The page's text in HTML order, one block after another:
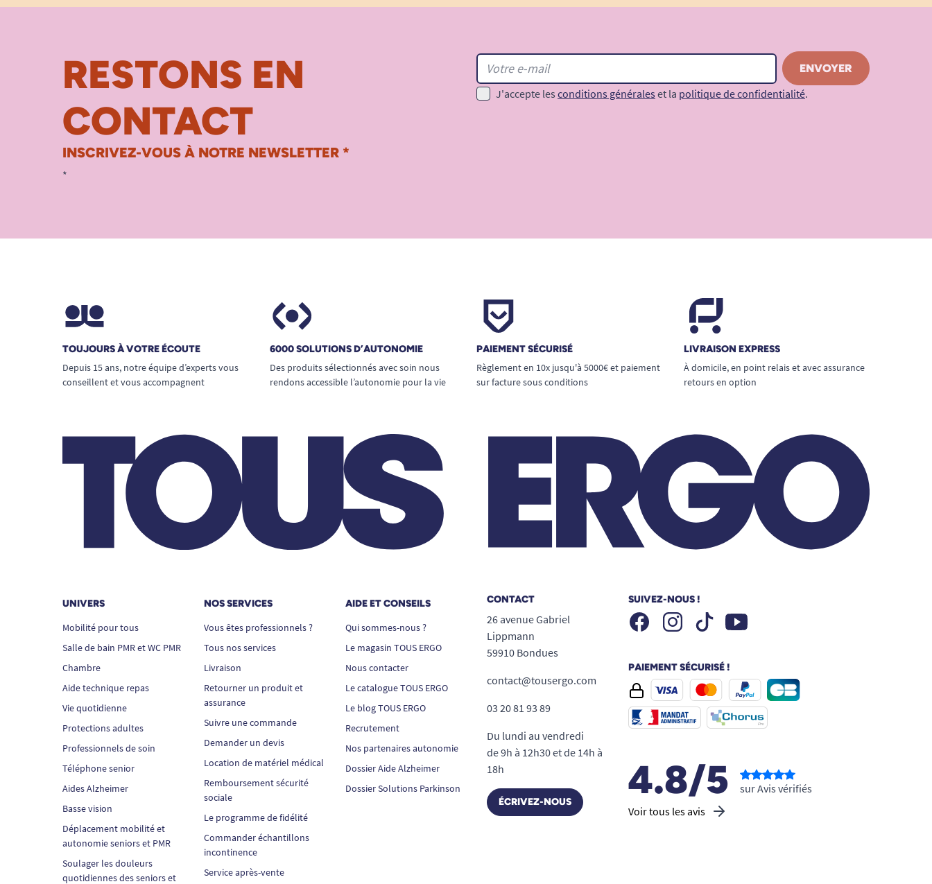
RESTONS EN
CONTACT
INSCRIVEZ-VOUS À NOTRE NEWSLETTER *
*
J'accepte les conditions générales et la politique de confidentialité.
TOUJOURS À VOTRE ÉCOUTE
Depuis 15 ans, notre équipe d’experts vous
conseillent et vous accompagnent
6000 SOLUTIONS D’AUTONOMIE
Des produits sélectionnés avec soin nous
rendons accessible l’autonomie pour la vie
PAIEMENT SÉCURISÉ
Règlement en 10x jusqu'à 5000€ et paiement
sur facture sous conditions
LIVRAISON EXPRESS
À domicile, en point relais et avec assurance
retours en option
UNIVERS
Mobilité pour tous
Salle de bain PMR et WC PMR
Chambre
Aide technique repas
Vie quotidienne
Protections adultes
Professionnels de soin
Téléphone senior
Aides Alzheimer
Basse vision
Déplacement mobilité et
autonomie seniors et PMR
Soulager les douleurs
quotidiennes des seniors et
NOS SERVICES
Vous êtes professionnels ?
Tous nos services
Livraison
Retourner un produit et
assurance
Suivre une commande
Demander un devis
Location de matériel médical
Remboursement sécurité
sociale
Le programme de fidélité
Commander échantillons
incontinence
Service après-vente
AIDE ET CONSEILS
Qui sommes-nous ?
Le magasin TOUS ERGO
Nous contacter
Le catalogue TOUS ERGO
Le blog TOUS ERGO
Recrutement
Nos partenaires autonomie
Dossier Aide Alzheimer
Dossier Solutions Parkinson
CONTACT
26 avenue Gabriel
Lippmann
59910 Bondues
contact@tousergo.com
03 20 81 93 89
Du lundi au vendredi
de 9h à 12h30 et de 14h à
18h
ÉCRIVEZ-NOUS
SUIVEZ-NOUS !
FacebookInstagramTiktok Youtube
PAIEMENT SÉCURISÉ !
4.8/5
Voir tous les avis
sur Avis vérifiés